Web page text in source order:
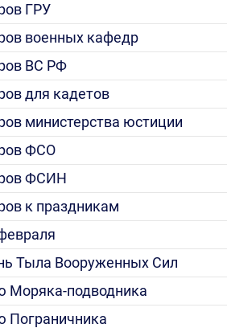
ГРУ
военных кафедр
ВС РФ
для кадетов
министерства юстиции
ФСО
ФСИН
к праздникам
Тыла Вооруженных Сил
Моряка-подводника
Пограничника